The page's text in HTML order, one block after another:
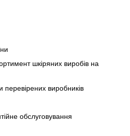
шкіряних виробів на
перевірених виробників
обслуговування